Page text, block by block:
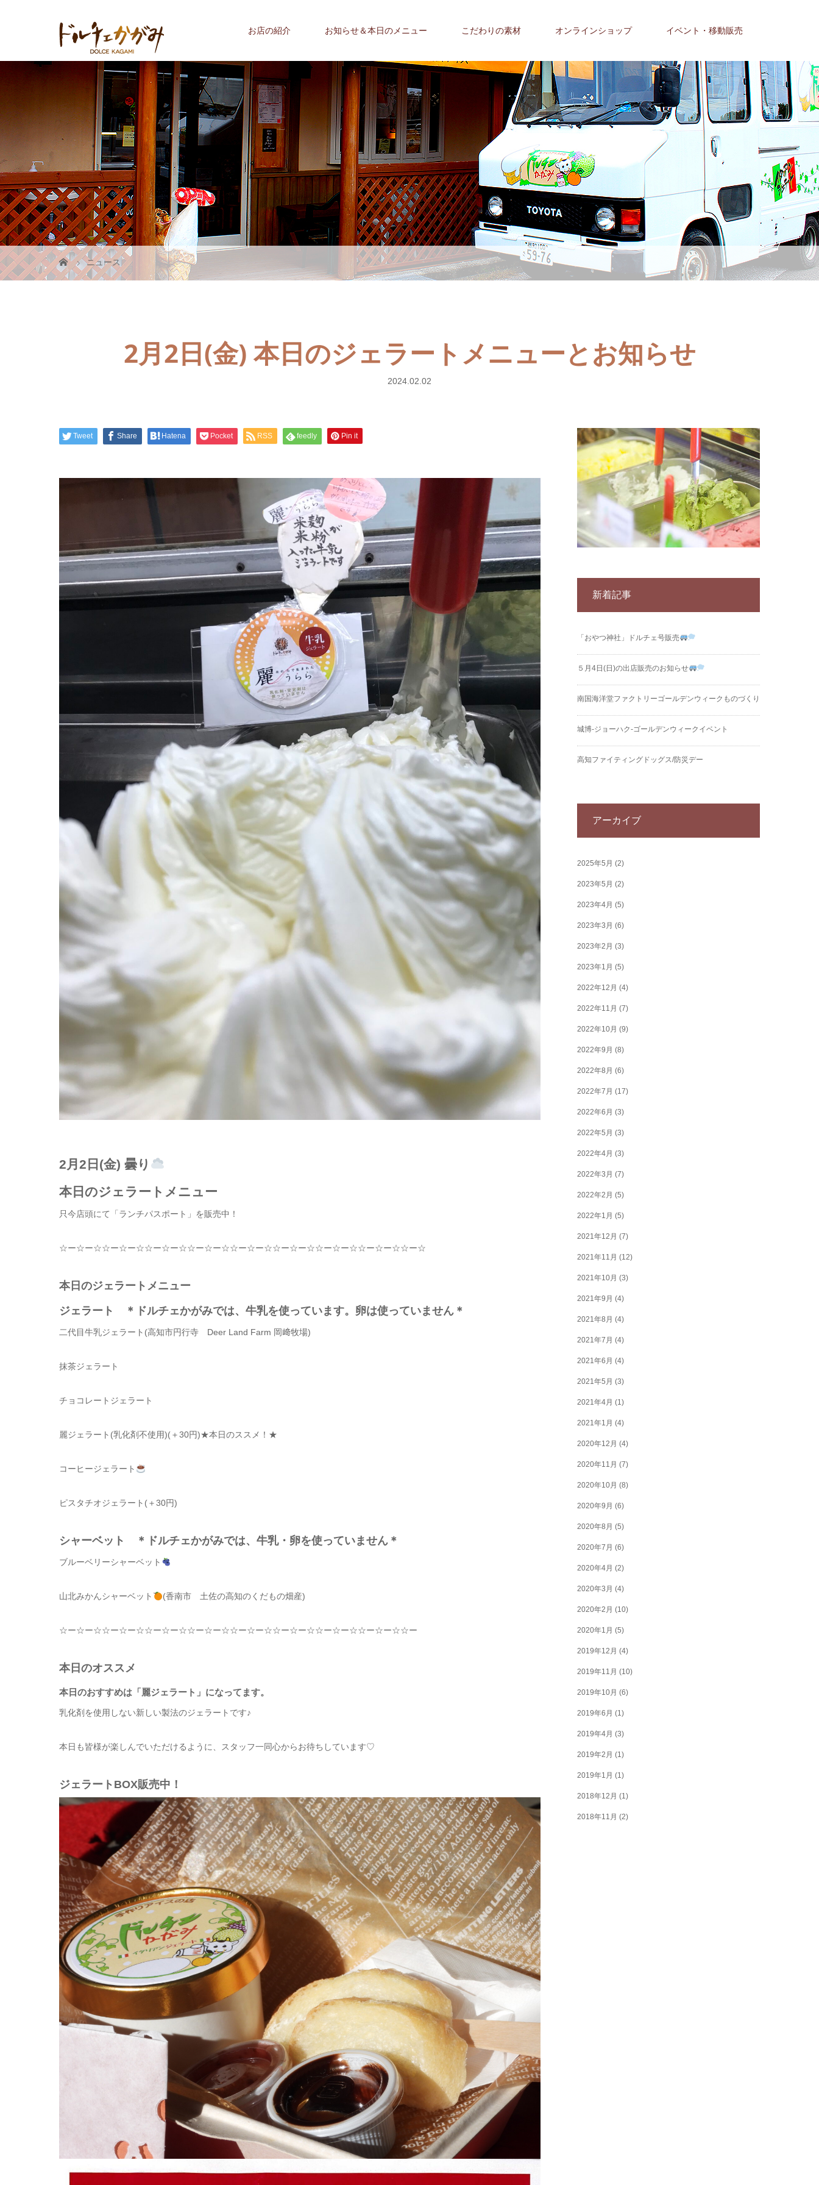
お店の紹介 お知らせ＆本日のメニュー こだわりの素材 オンラインショップ イベント・移動販売
ニュース
2月2日(金) 本日のジェラートメニューとお知らせ
2024.02.02
Tweet Share Hatena Pocket RSS feedly Pin it
2月2日(金) 曇り
本日のジェラートメニュー
只今店頭にて「ランチパスポート」を販売中！
☆ー☆ー☆☆ー☆ー☆☆ー☆ー☆☆ー☆ー☆☆ー☆ー☆☆ー☆ー☆☆ー☆ー☆☆ー☆ー☆☆ー☆
本日のジェラートメニュー
ジェラート ＊ドルチェかがみでは、牛乳を使っています。卵は使っていません＊
二代目牛乳ジェラート (高知市円行寺 Deer Land Farm 岡﨑牧場)
抹茶ジェラート
チョコレートジェラート
麗ジェラート(乳化剤不使用)(＋30円)★本日のススメ！★
コーヒージェラート
ピスタチオジェラート(＋30円)
シャーベット ＊ドルチェかがみでは、牛乳・卵を使っていません＊
ブルーベリーシャーベット
山北みかんシャーベット (香南市 土佐の高知のくだもの畑産)
☆ー☆ー☆☆ー☆ー☆☆ー☆ー☆☆ー☆ー☆☆ー☆ー☆☆ー☆ー☆☆ー☆ー☆☆ー☆ー☆☆ー
本日のオススメ
本日のおすすめは「麗ジェラート 」になってます。
乳化剤を使用しない新しい製法のジェラートです♪
本日も皆様が楽しんでいただけるように、スタッフ一同心からお待ちしています♡
ジェラートBOX販売中！
新着記事
「おやつ神社」ドルチェ号販売
５月4日(日)の出店販売のお知らせ
南国海洋堂ファクトリーゴールデンウィークものづくり
城博‐ジョーハク‐ゴールデンウィークイベント
高知ファイティングドッグス/防災デー
アーカイブ
2025年5月 (2)
2023年5月 (2)
2023年4月 (5)
2023年3月 (6)
2023年2月 (3)
2023年1月 (5)
2022年12月 (4)
2022年11月 (7)
2022年10月 (9)
2022年9月 (8)
2022年8月 (6)
2022年7月 (17)
2022年6月 (3)
2022年5月 (3)
2022年4月 (3)
2022年3月 (7)
2022年2月 (5)
2022年1月 (5)
2021年12月 (7)
2021年11月 (12)
2021年10月 (3)
2021年9月 (4)
2021年8月 (4)
2021年7月 (4)
2021年6月 (4)
2021年5月 (3)
2021年4月 (1)
2021年1月 (4)
2020年12月 (4)
2020年11月 (7)
2020年10月 (8)
2020年9月 (6)
2020年8月 (5)
2020年7月 (6)
2020年4月 (2)
2020年3月 (4)
2020年2月 (10)
2020年1月 (5)
2019年12月 (4)
2019年11月 (10)
2019年10月 (6)
2019年6月 (1)
2019年4月 (3)
2019年2月 (1)
2019年1月 (1)
2018年12月 (1)
2018年11月 (2)